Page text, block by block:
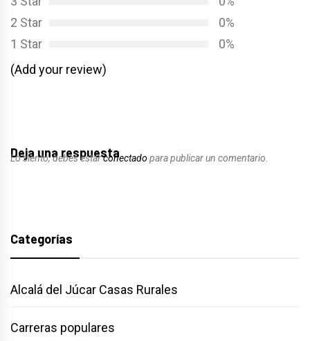
2 Star
0%
1 Star
0%
(Add your review)
Deja una respuesta
Lo siento, debes estarconectado para publicar un comentario.
Categorías
Alcalá del Júcar Casas Rurales
Carreras populares